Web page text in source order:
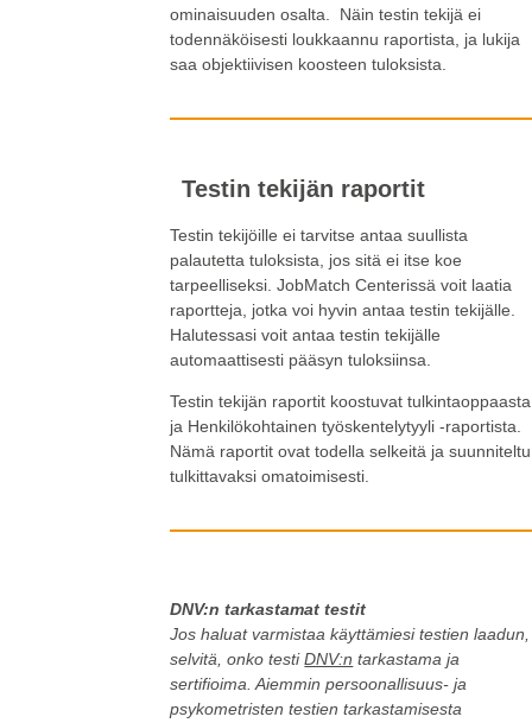
ominaisuuden osalta. Näin testin tekijä ei
todennäköisesti loukkaannu raportista, ja lukija
saa objektiivisen koosteen tuloksista.
Testin tekijän raportit
Testin tekijöille ei tarvitse antaa suullista
palautetta tuloksista, jos sitä ei itse koe
tarpeelliseksi. JobMatch Centerissä voit laatia
raportteja, jotka voi hyvin antaa testin tekijälle.
Halutessasi voit antaa testin tekijälle
automaattisesti pääsyn tuloksiinsa.
Testin tekijän raportit koostuvat tulkintaoppaasta
ja Henkilökohtainen työskentelytyyli -raportista.
Nämä raportit ovat todella selkeitä ja suunniteltu
tulkittavaksi omatoimisesti.
DNV:n tarkastamat testit
Jos haluat varmistaa käyttämiesi testien laadun,
selvitä, onko testiDNV:n tarkastama ja
sertifioima. Aiemmin persoonallisuus- ja
psykometristen testien tarkastamisesta